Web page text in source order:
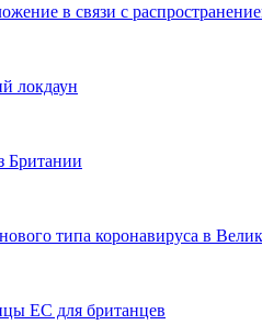
в связи с
локдаун
Британии
типа коронавируса в
ЕС для британцев